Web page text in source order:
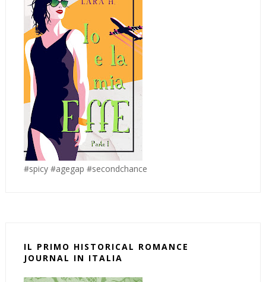
#spicy #agegap #secondchance
IL PRIMO HISTORICAL ROMANCE
JOURNAL IN ITALIA